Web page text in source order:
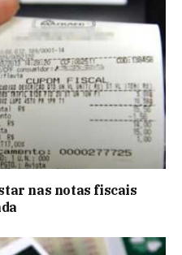
nas notas fiscais